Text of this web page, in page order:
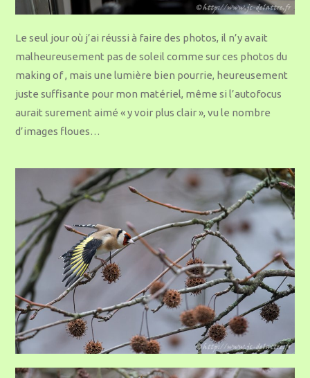
Le seul jour où j’ai réussi à faire des photos, il n’y avait
malheureusement pas de soleil comme sur ces photos du
making of , mais une lumière bien pourrie, heureusement
juste suffisante pour mon matériel, même si l’autofocus
aurait surement aimé « y voir plus clair », vu le nombre
d’images floues…